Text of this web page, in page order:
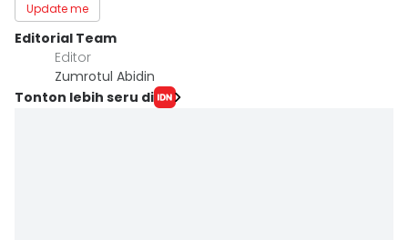
Update me
Editorial Team
Editor
Zumrotul Abidin
Tonton lebih seru di